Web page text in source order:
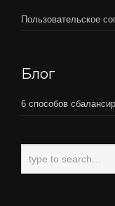
Пользовательское
Блог
6 способов